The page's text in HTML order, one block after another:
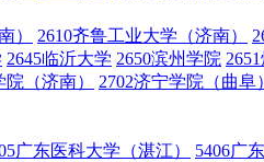
） 2610齐鲁工业大学（济南）
2645临沂大学 2650滨州学院
（济南） 2702济宁学院（曲阜）
广东医科大学（湛江） 5406广